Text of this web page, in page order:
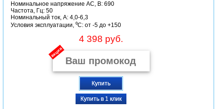
Номинальное напряжение АС, В: 690
Частота, Гц: 50
Номинальный ток, А: 4,0-6,3
Условия эксплуатации, ⁰С: от -5 до +150
4 398 руб.
акция
Купить
Купить в 1 клик